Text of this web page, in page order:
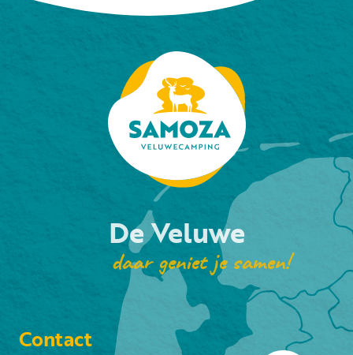
De Veluwe
daar geniet je samen!
Contact